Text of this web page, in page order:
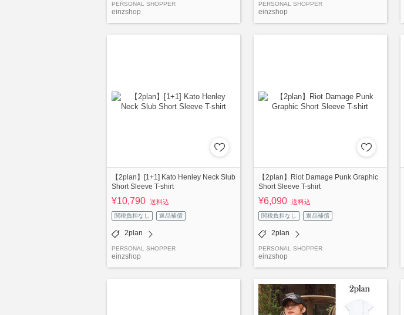
PERSONAL SHOPPER
einzshop
PERSONAL SHOPPER
einzshop
【2plan】[1+1] Kato Henley Neck Slub
Short Sleeve T-shirt
¥10,790 送料込
関税負担なし 返品補償
2plan
PERSONAL SHOPPER
einzshop
【2plan】Riot Damage Punk Graphic
Short Sleeve T-shirt
¥6,090 送料込
関税負担なし 返品補償
2plan
PERSONAL SHOPPER
einzshop